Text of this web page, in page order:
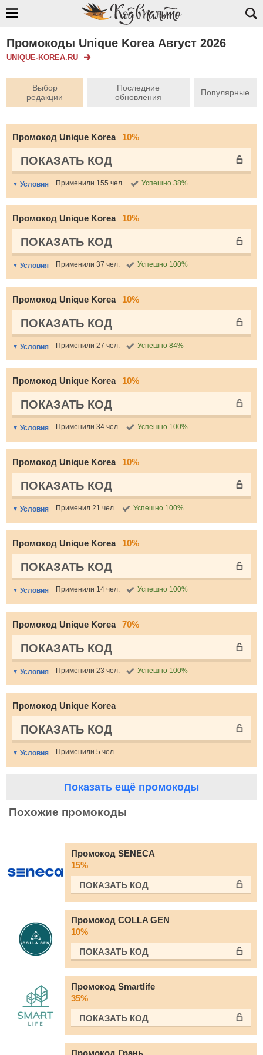
Промокоды Unique Korea Август 2026
UNIQUE-KOREA.RU
Выбор
редакции
Последние
обновления
Популярные
Промокод Unique Korea 10%
ПОКАЗАТЬ КОД
Условия Применили 155 чел. Успешно 38%
Промокод Unique Korea 10%
ПОКАЗАТЬ КОД
Условия Применили 37 чел. Успешно 100%
Промокод Unique Korea 10%
ПОКАЗАТЬ КОД
Условия Применили 27 чел. Успешно 84%
Промокод Unique Korea 10%
ПОКАЗАТЬ КОД
Условия Применили 34 чел. Успешно 100%
Промокод Unique Korea 10%
ПОКАЗАТЬ КОД
Условия Применил 21 чел. Успешно 100%
Промокод Unique Korea 10%
ПОКАЗАТЬ КОД
Условия Применили 14 чел. Успешно 100%
Промокод Unique Korea 70%
ПОКАЗАТЬ КОД
Условия Применили 23 чел. Успешно 100%
Промокод Unique Korea
ПОКАЗАТЬ КОД
Условия Применили 5 чел.
Показать ещё промокоды
Похожие промокоды
Промокод SENECA
15%
ПОКАЗАТЬ КОД
Промокод COLLA GEN
10%
ПОКАЗАТЬ КОД
Промокод Smartlife
35%
ПОКАЗАТЬ КОД
Промокод Грань